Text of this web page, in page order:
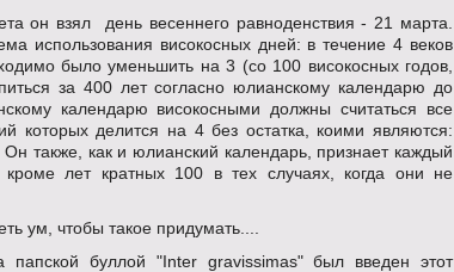
он взял день весеннего равноденствия - 21 марта.
использования високосных дней: в течение 4 веков
было уменьшить на 3 (со 100 високосных годов,
за 400 лет согласно юлианскому календарю до
календарю високосными должны считаться все
которых делится на 4 без остатка, коими являются:
также, как и юлианский календарь, признает каждый
кроме лет кратных 100 в тех случаях, когда они не
ум, чтобы такое придумать....
папской буллой "Inter gravissimas" был введен этот